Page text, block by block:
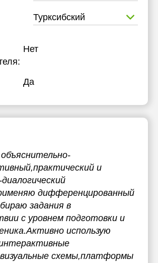
Турксибский
Нет
Да
и
дифференцированный
задания в
с уровнем подготовки и
использую
схемы,платформы